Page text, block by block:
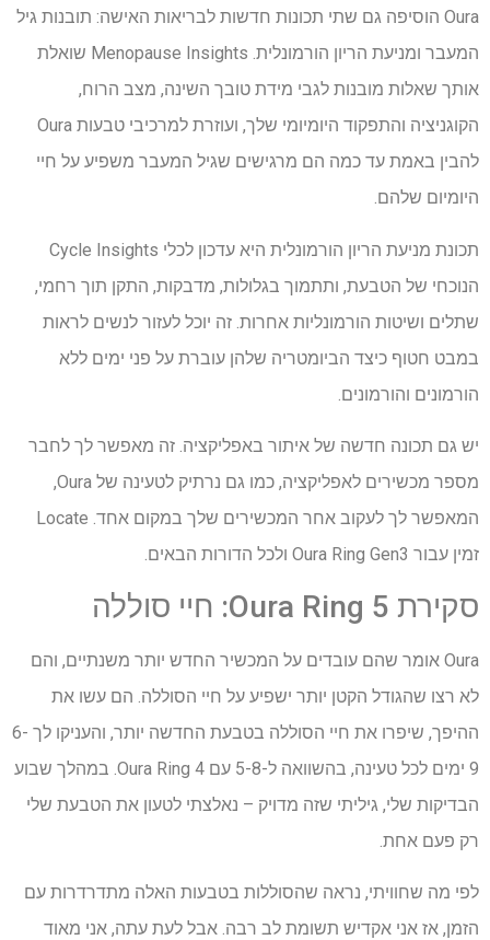
Oura הוסיפה גם שתי תכונות חדשות לבריאות האישה: תובנות גיל
המעבר ומניעת הריון הורמונלית. Menopause Insights שואלת
אותך שאלות מובנות לגבי מידת טובך השינה, מצב הרוח,
הקוגניציה והתפקוד היומיומי שלך, ועוזרת למרכיבי טבעות Oura
להבין באמת עד כמה הם מרגישים שגיל המעבר משפיע על חיי
היומיום שלהם.
תכונת מניעת הריון הורמונלית היא עדכון לכלי Cycle Insights
הנוכחי של הטבעת, ותתמוך בגלולות, מדבקות, התקן תוך רחמי,
שתלים ושיטות הורמונליות אחרות. זה יוכל לעזור לנשים לראות
במבט חטוף כיצד הביומטריה שלהן עוברת על פני ימים ללא
הורמונים והורמונים.
יש גם תכונה חדשה של איתור באפליקציה. זה מאפשר לך לחבר
מספר מכשירים לאפליקציה, כמו גם נרתיק לטעינה של Oura,
המאפשר לך לעקוב אחר המכשירים שלך במקום אחד. Locate
זמין עבור Oura Ring Gen3 ולכל הדורות הבאים.
סקירת Oura Ring 5: חיי סוללה
Oura אומר שהם עובדים על המכשיר החדש יותר משנתיים, והם
לא רצו שהגודל הקטן יותר ישפיע על חיי הסוללה. הם עשו את
ההיפך, שיפרו את חיי הסוללה בטבעת החדשה יותר, והעניקו לך 6-
9 ימים לכל טעינה, בהשוואה ל-5-8 עם Oura Ring 4. במהלך שבוע
הבדיקות שלי, גיליתי שזה מדויק – נאלצתי לטעון את הטבעת שלי
רק פעם אחת.
לפי מה שחוויתי, נראה שהסוללות בטבעות האלה מתדרדרות עם
הזמן, אז אני אקדיש תשומת לב רבה. אבל לעת עתה, אני מאוד